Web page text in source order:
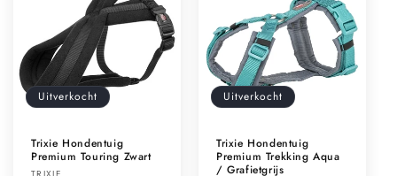
Uitverkocht
Trixie Hondentuig
Premium Touring Zwart
Uitverkocht
Trixie Hondentuig
Premium Trekking Aqua
/ Grafietgrijs